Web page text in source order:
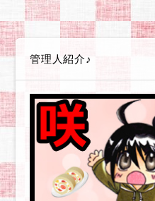
管理人紹介♪